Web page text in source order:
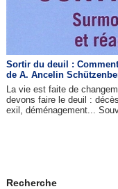
Sortir du deuil :
de A. Ancelin
La vie est faite de
devons faire le deuil :
exil, déménagement...
Recherche